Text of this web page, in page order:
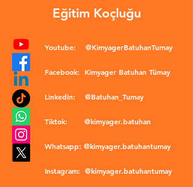
Eğitim Koçluğu
Youtube: @KimyagerBatuhanTumay
Facebook: Kimyager Batuhan Tümay
Linkedin: @Batuhan_Tumay
Tiktok: @kimyager.batuhan
Whatsapp: @kimyager.batuhantumay
Instagram: @kimyager.batuhantumay